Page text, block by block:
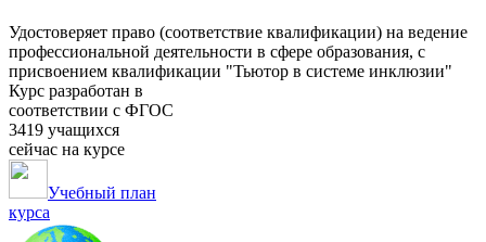
Удостоверяет право (соответствие квалификации) на ведение
профессиональной деятельности в сфере образования, с
присвоением квалификации "Тьютор в системе инклюзии"
Курс разработан в
соответствии с ФГОС
3419 учащихся
сейчас на курсе
Учебный план
курса